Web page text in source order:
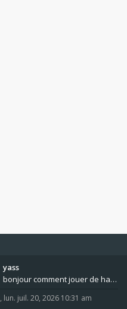
yass
bonjour comment jouer de haut en bas tout atout mi
, lun. juil. 20, 2026 10:31 am